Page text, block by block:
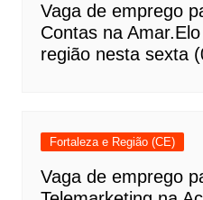
Vaga de emprego
Contas na
região nesta sexta
Fortaleza e Região (CE)
Vaga de emprego